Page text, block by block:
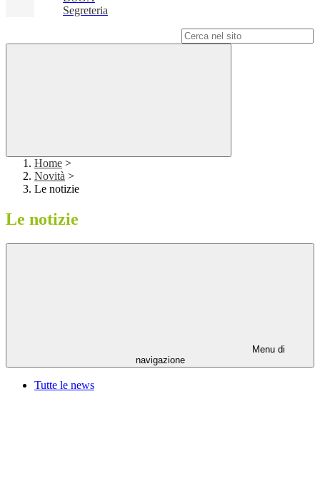
Segreteria
Home >
Novità >
Le notizie
Le notizie
Menu di
navigazione
Tutte le news